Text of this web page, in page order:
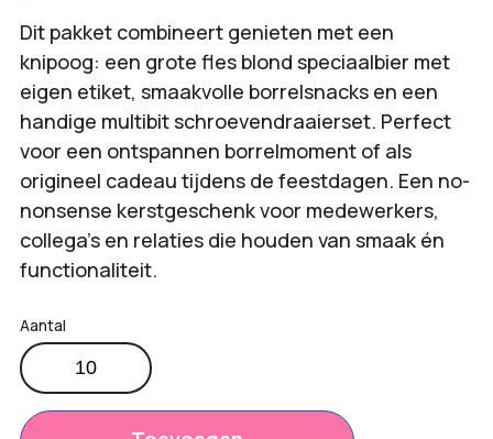
Dit pakket combineert genieten met een
knipoog: een grote fles blond speciaalbier met
eigen etiket, smaakvolle borrelsnacks en een
handige multibit schroevendraaierset. Perfect
voor een ontspannen borrelmoment of als
origineel cadeau tijdens de feestdagen. Een no-
nonsense kerstgeschenk voor medewerkers,
collega’s en relaties die houden van smaak én
functionaliteit.
Bierpakket
Brew
Tools